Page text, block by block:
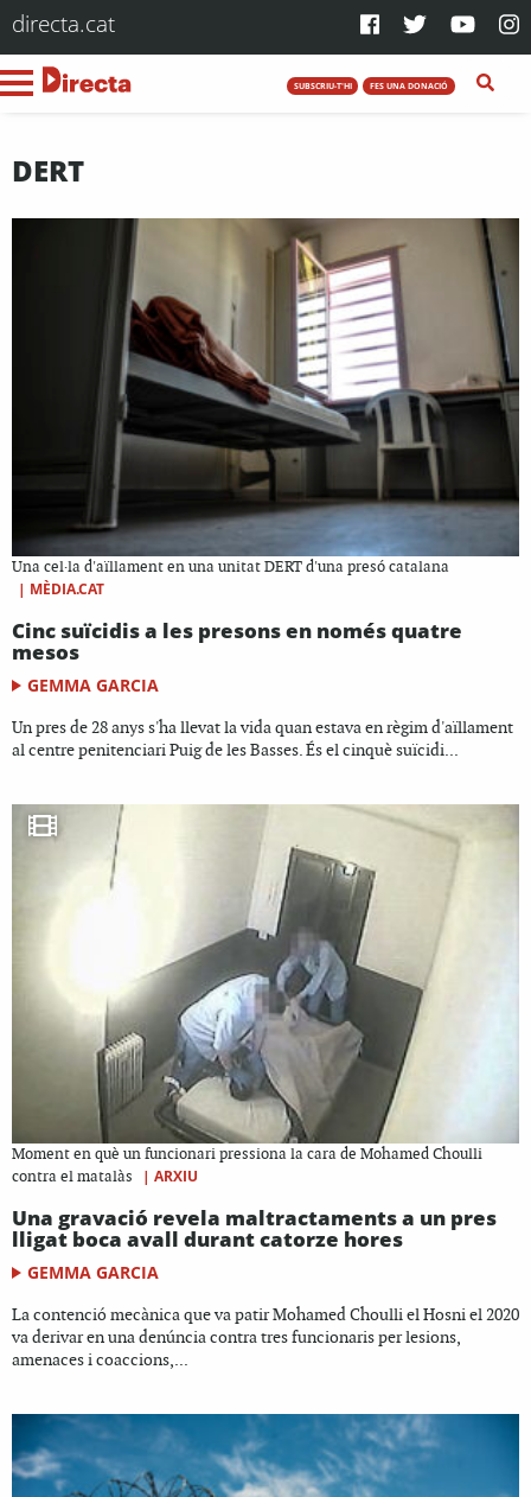
directa.cat
SUBSCRIU-T'HI FES UNA DONACIÓ
DERT
Una cel·la d'aïllament en una unitat DERT d'una presó catalana
| MÈDIA.CAT
Cinc suïcidis a les presons en només quatre
mesos
GEMMA GARCIA
Un pres de 28 anys s'ha llevat la vida quan estava en règim d'aïllament
al centre penitenciari Puig de les Basses. És el cinquè suïcidi...
Moment en què un funcionari pressiona la cara de Mohamed Choulli
contra el matalàs
| ARXIU
Una gravació revela maltractaments a un pres
lligat boca avall durant catorze hores
GEMMA GARCIA
La contenció mecànica que va patir Mohamed Choulli el Hosni el 2020
va derivar en una denúncia contra tres funcionaris per lesions,
amenaces i coaccions,...